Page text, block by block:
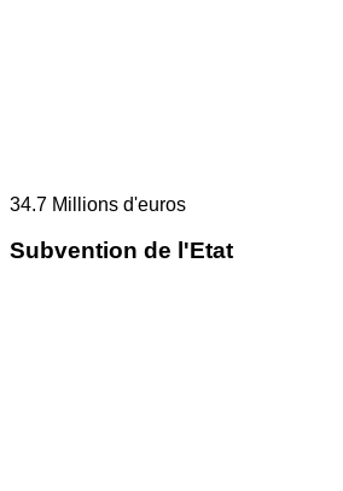
34.7 Millions d'euros
Subvention de l'Etat